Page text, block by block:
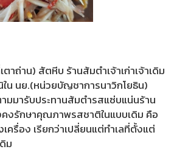
ตาถ่าน) สัตหีบ ร้านส้มตำเจ้าเก่าเจ้าเดิม
น นย.(หน่วยบัญชาการนาวิกโยธิน)
มมารับประทานส้มตำรสแซ่บแน่นร้าน
คงรักษาคุณภาพรสชาติในแบบเดิม คือ
ครื่อง เรียกว่าเปลี่ยนแต่ทำเลที่ตั้งแต่
ม